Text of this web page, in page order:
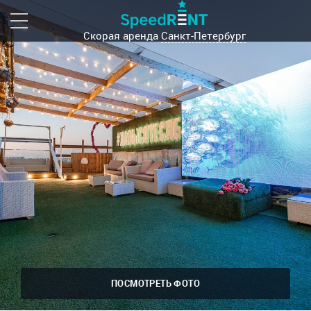
Скорая аренда Санкт-Петербург
ПОСМОТРЕТЬ ФОТО